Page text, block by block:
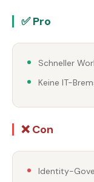
✅ Pro
Schneller
Keine IT-
❌ Con
Identity-